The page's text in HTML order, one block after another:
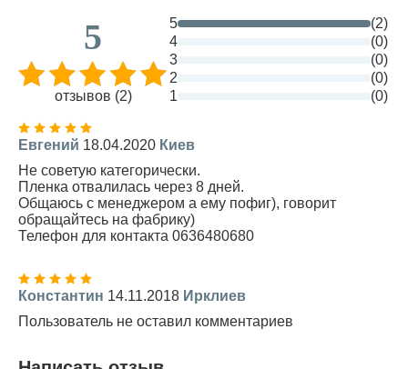
5
отзывов (2)
5
(2)
4
(0)
3
(0)
2
(0)
1
(0)
Евгений 18.04.2020 Киев
Не советую категорически.
Пленка отвалилась через 8 дней.
Общаюсь с менеджером а ему пофиг), говорит
обращайтесь на фабрику)
Телефон для контакта 0636480680
Константин 14.11.2018 Ирклиев
Пользователь не оставил комментариев